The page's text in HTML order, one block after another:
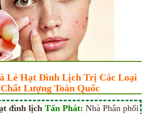
Lẻ Hạt Đình Lịch Trị Các Loại
Lượng Toàn Quốc
đình lịch Tấn Phát: Nhà Phân phối